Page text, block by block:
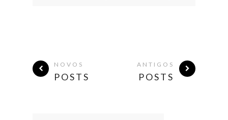
NOVOS
POSTS
ANTIGOS
POSTS